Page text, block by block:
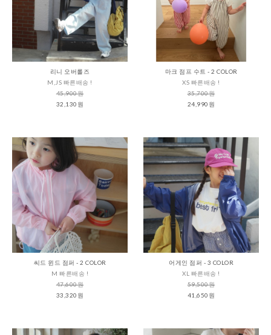
리니 오버롤즈
M,JS 빠른배송 !
45,900원
32,130원
마크 점프 수트 - 2 COLOR
XS 빠른배송 !
35,700원
24,990원
씨드 윈드 점퍼 - 2 COLOR
M 빠른배송 !
47,600원
33,320원
어게인 점퍼 - 3 COLOR
XL 빠른배송 !
59,500원
41,650원